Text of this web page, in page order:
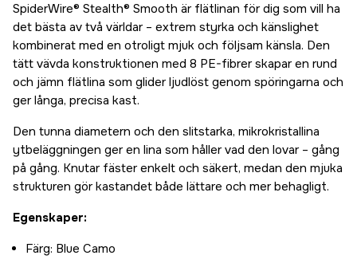
SpiderWire® Stealth® Smooth är flätlinan för dig som vill ha
det bästa av två världar – extrem styrka och känslighet
kombinerat med en otroligt mjuk och följsam känsla. Den
tätt vävda konstruktionen med 8 PE-fibrer skapar en rund
och jämn flätlina som glider ljudlöst genom spöringarna och
ger långa, precisa kast.
Den tunna diametern och den slitstarka, mikrokristallina
ytbeläggningen ger en lina som håller vad den lovar – gång
på gång. Knutar fäster enkelt och säkert, medan den mjuka
strukturen gör kastandet både lättare och mer behagligt.
Egenskaper:
Färg: Blue Camo